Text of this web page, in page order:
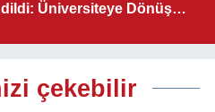
Üniversiteye Dönüş
çekebilir